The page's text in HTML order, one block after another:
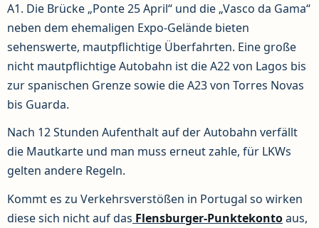
A1. Die Brücke „Ponte 25 April“ und die „Vasco da Gama“
neben dem ehemaligen Expo-Gelände bieten
sehenswerte, mautpflichtige Überfahrten. Eine große
nicht mautpflichtige Autobahn ist die A22 von Lagos bis
zur spanischen Grenze sowie die A23 von Torres Novas
bis Guarda.
Nach 12 Stunden Aufenthalt auf der Autobahn verfällt
die Mautkarte und man muss erneut zahle, für LKWs
gelten andere Regeln.
Kommt es zu Verkehrsverstößen in Portugal so wirken
diese sich nicht auf das Flensburger-Punktekontoaus,